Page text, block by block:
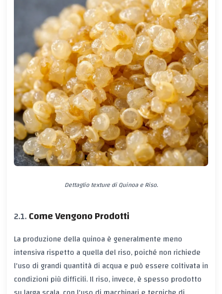
Dettaglio texture di Quinoa e Riso.
Come Vengono Prodotti
La produzione della quinoa è generalmente meno
intensiva rispetto a quella del riso, poiché non richiede
l'uso di grandi quantità di acqua e può essere coltivata in
condizioni più difficili. Il riso, invece, è spesso prodotto